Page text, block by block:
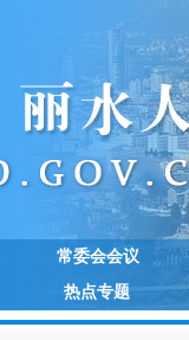
常委会会议
热点专题